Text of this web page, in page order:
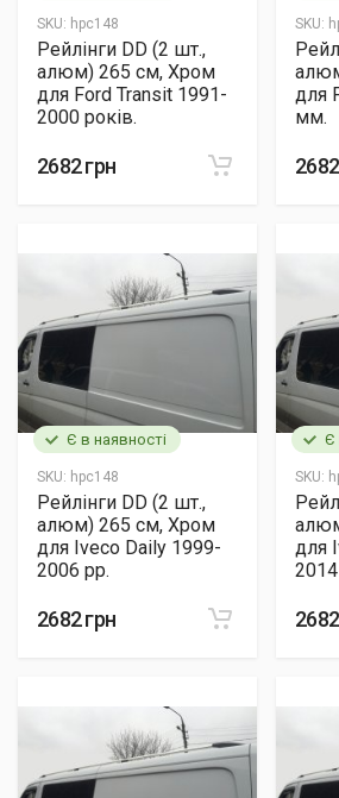
SKU: hpc148
Рейлінги DD (2 шт.,
алюм) 265 см, Хром
для Ford Transit 1991-
2000 років.
2682 грн
SKU:
для
мм.
Є в наявності
SKU: hpc148
Рейлінги DD (2 шт.,
алюм) 265 см, Хром
для Iveco Daily 1999-
2006 рр.
2682 грн
Є
SKU:
для